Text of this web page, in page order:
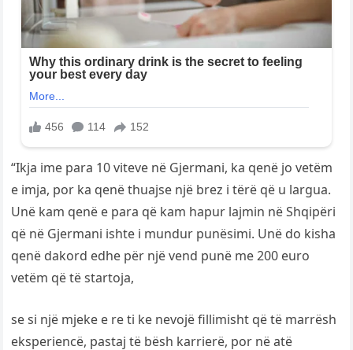
“Ikja ime para 10 viteve në Gjermani, ka qenë jo vetëm
e imja, por ka qenë thuajse një brez i tërë që u largua.
Unë kam qenë e para që kam hapur lajmin në Shqipëri
që në Gjermani ishte i mundur punësimi. Unë do kisha
qenë dakord edhe për një vend punë me 200 euro
vetëm që të startoja,
se si një mjeke e re ti ke nevojë fillimisht që të marrësh
eksperiencë, pastaj të bësh karrierë, por në atë